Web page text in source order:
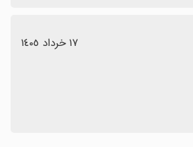
١٧ خرداد ١٤٠٥